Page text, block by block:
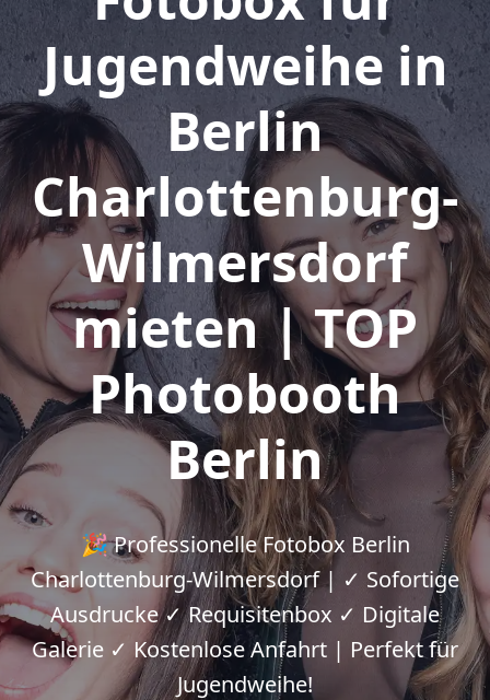
Jugendweihe in
Berlin
Charlottenburg-
Wilmersdorf
mieten | TOP
Photobooth
Berlin
🎉 Professionelle Fotobox Berlin
Charlottenburg-Wilmersdorf | ✓ Sofortige
Ausdrucke ✓ Requisitenbox ✓ Digitale
Galerie ✓ Kostenlose Anfahrt | Perfekt für
Jugendweihe!